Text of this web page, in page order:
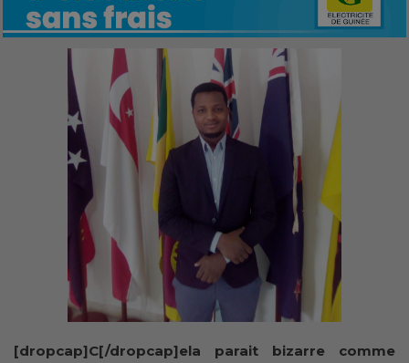
[dropcap]C[/dropcap]ela parait bizarre comme